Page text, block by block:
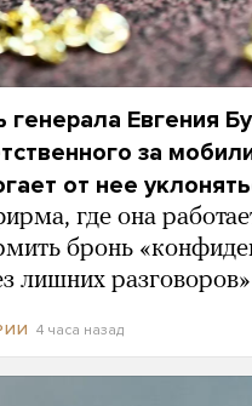
генерала Евгения
за
от нее
где она
бронь
лишних разговоров»
4 часа назад